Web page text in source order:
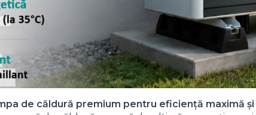
de căldură premium pentru eficiență maximă